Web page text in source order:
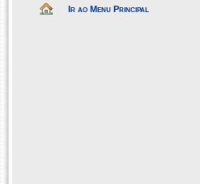
Ir ao Menu Principal